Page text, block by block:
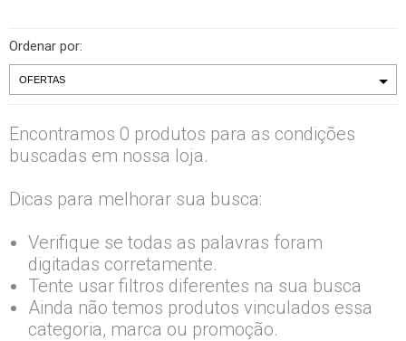
Ordenar por:
Encontramos 0 produtos para as condições
buscadas em nossa loja.
Dicas para melhorar sua busca:
Verifique se todas as palavras foram
digitadas corretamente.
Tente usar filtros diferentes na sua busca
Ainda não temos produtos vinculados essa
categoria, marca ou promoção.